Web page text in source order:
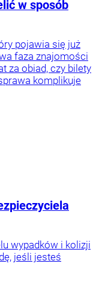
w sposób
pojawia się już
faza znajomości
za obiad, czy bilety
komplikuje
wypadków i kolizji
jeśli jesteś